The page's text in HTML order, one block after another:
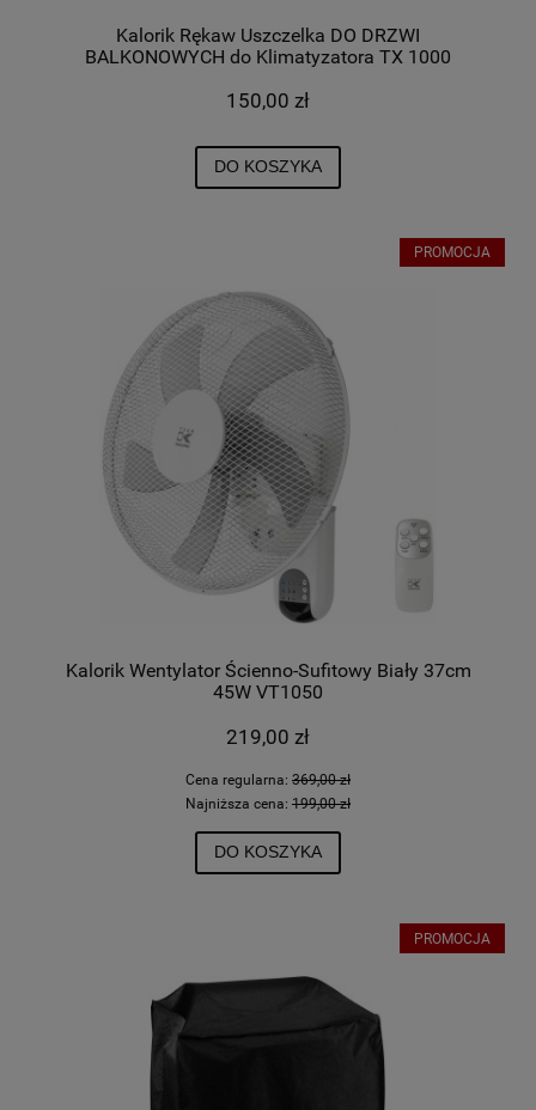
Kalorik Rękaw Uszczelka DO DRZWI
BALKONOWYCH do Klimatyzatora TX 1000
150,00 zł
DO KOSZYKA
Kalorik Wentylator Ścienno-Sufitowy Biały 37cm
45W VT1050
219,00 zł
Cena regularna: 369,00 zł
Najniższa cena: 199,00 zł
DO KOSZYKA
PROMOCJA
PROMOCJA